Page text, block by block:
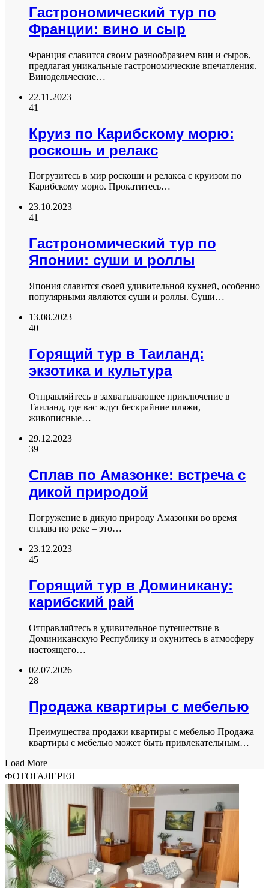
Гастрономический тур по
Франции: вино и сыр
Франция славится своим разнообразием вин и сыров,
предлагая уникальные гастрономические впечатления.
Винодельческие…
22.11.2023
41
Круиз по Карибскому морю:
роскошь и релакс
Погрузитесь в мир роскоши и релакса с круизом по
Карибскому морю. Прокатитесь…
23.10.2023
41
Гастрономический тур по
Японии: суши и роллы
Япония славится своей удивительной кухней, особенно
популярными являются суши и роллы. Суши…
13.08.2023
40
Горящий тур в Таиланд:
экзотика и культура
Отправляйтесь в захватывающее приключение в
Таиланд, где вас ждут бескрайние пляжи,
живописные…
29.12.2023
39
Сплав по Амазонке: встреча с
дикой природой
Погружение в дикую природу Амазонки во время
сплава по реке – это…
23.12.2023
45
Горящий тур в Доминикану:
карибский рай
Отправляйтесь в удивительное путешествие в
Доминиканскую Республику и окунитесь в атмосферу
настоящего…
02.07.2026
28
Продажа квартиры с мебелью
Преимущества продажи квартиры с мебелью Продажа
квартиры с мебелью может быть привлекательным…
Load More
ФОТОГАЛЕРЕЯ